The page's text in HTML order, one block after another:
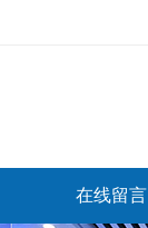
在线留言